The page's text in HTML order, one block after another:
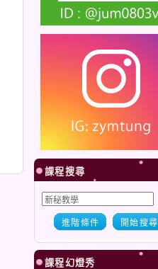
課程搜尋
進階條件 開始搜尋
課程幻燈秀